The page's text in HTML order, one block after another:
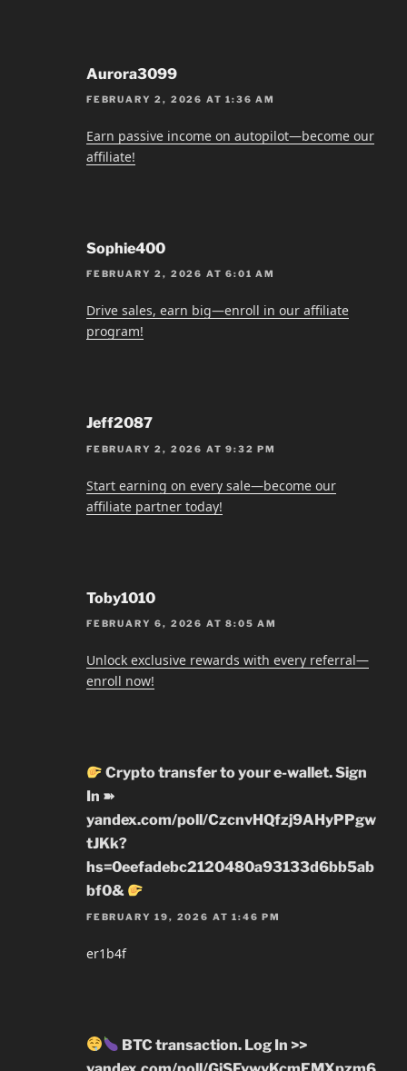
Aurora3099
FEBRUARY 2, 2026 AT 1:36 AM
Earn passive income on autopilot—become our
affiliate!
Sophie400
FEBRUARY 2, 2026 AT 6:01 AM
Drive sales, earn big—enroll in our affiliate
program!
Jeff2087
FEBRUARY 2, 2026 AT 9:32 PM
Start earning on every sale—become our
affiliate partner today!
Toby1010
FEBRUARY 6, 2026 AT 8:05 AM
Unlock exclusive rewards with every referral—
enroll now!
Crypto transfer to your e-wallet. Sign
In ➽
yandex.com/poll/CzcnvHQfzj9AHyPPgw
tJKk?
hs=0eefadebc2120480a93133d6bb5ab
bf0&
FEBRUARY 19, 2026 AT 1:46 PM
er1b4f
BTC transaction. Log In >>